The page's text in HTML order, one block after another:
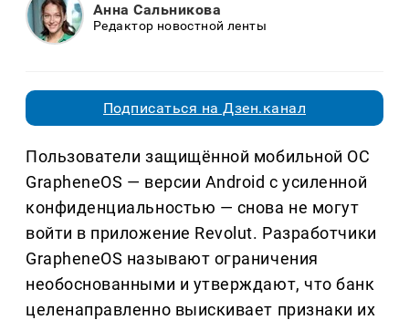
Анна Сальникова
Редактор новостной ленты
Подписаться на Дзен.канал
Пользователи защищённой мобильной ОС
GrapheneOS — версии Android с усиленной
конфиденциальностью — снова не могут
войти в приложение Revolut. Разработчики
GrapheneOS называют ограничения
необоснованными и утверждают, что банк
целенаправленно выискивает признаки их